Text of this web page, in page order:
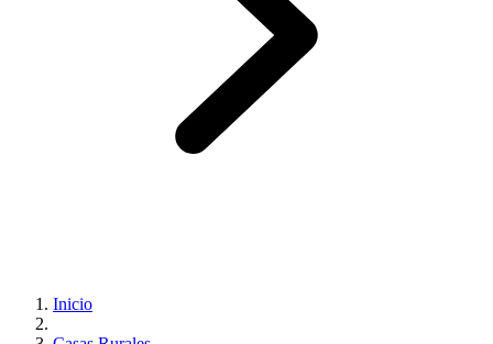
Inicio